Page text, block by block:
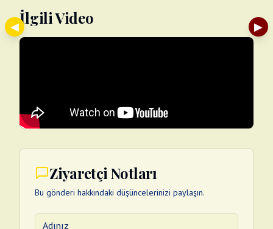
İlgili Video
Ziyaretçi Notları
Bu gönderi hakkındaki düşüncelerinizi paylaşın.
◀ ▶